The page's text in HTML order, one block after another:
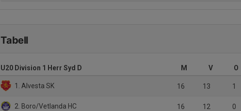
Tabell
U20 Division 1 Herr Syd D M V O
1. Alvesta SK 16 13 1
2. Boro/Vetlanda HC 16 12 0